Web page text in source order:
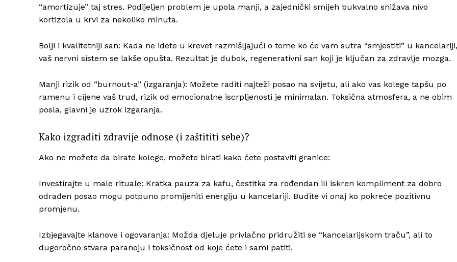
“amortizuje” taj stres. Podijeljen problem je upola manji, a zajednički smijeh bukvalno snižava nivo
kortizola u krvi za nekoliko minuta.
Bolji i kvalitetniji san: Kada ne idete u krevet razmišljajući o tome ko će vam sutra “smjestiti” u kancelariji,
vaš nervni sistem se lakše opušta. Rezultat je dubok, regenerativni san koji je ključan za zdravlje mozga.
Manji rizik od “burnout-a” (izgaranja): Možete raditi najteži posao na svijetu, ali ako vas kolege tapšu po
ramenu i cijene vaš trud, rizik od emocionalne iscrpljenosti je minimalan. Toksična atmosfera, a ne obim
posla, glavni je uzrok izgaranja.
Kako izgraditi zdravije odnose (i zaštititi sebe)?
Ako ne možete da birate kolege, možete birati kako ćete postaviti granice:
Investirajte u male rituale: Kratka pauza za kafu, čestitka za rođendan ili iskren kompliment za dobro
odrađen posao mogu potpuno promijeniti energiju u kancelariji. Budite vi onaj ko pokreće pozitivnu
promjenu.
Izbjegavajte klanove i ogovaranja: Možda djeluje privlačno pridružiti se “kancelarijskom traču”, ali to
dugoročno stvara paranoju i toksičnost od koje ćete i sami patiti.